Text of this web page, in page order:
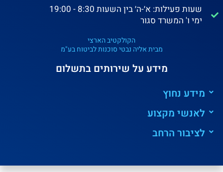
שעות פעילות: א׳-ה׳ בין השעות 8:30 - 19:00
ימי ו' המשרד סגור
הקולקטיב הארצי
מבית אליה נבטי סוכנות לביטוח בע"מ
מידע על שירותים בתשלום
מידע נחוץ
לאנשי מקצוע
לציבור הרחב